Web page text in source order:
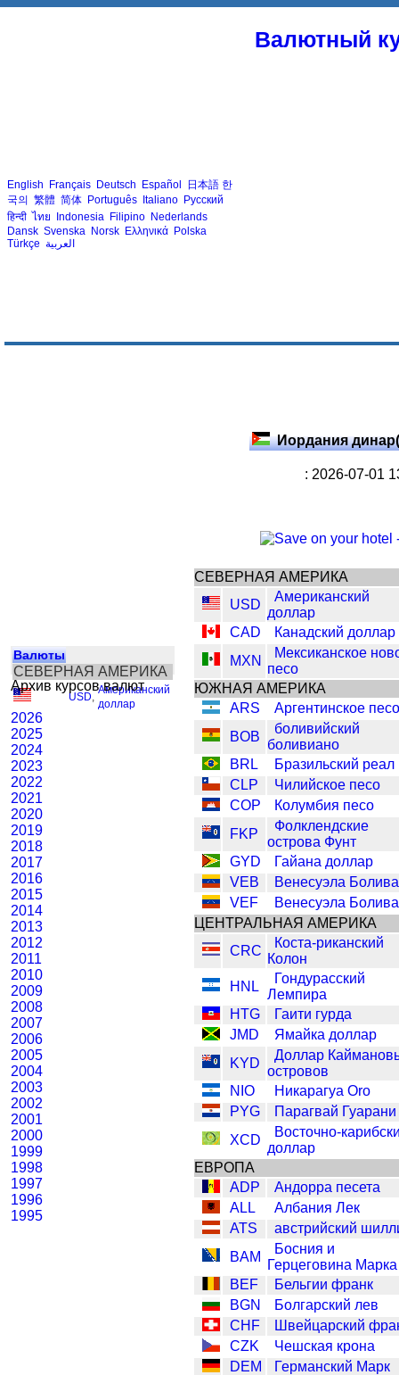
Валютный
English Français Deutsch Español 日本語 한
국의 繁體 简体 Português Italiano Русский
हिन्दी ไทย Indonesia Filipino Nederlands
Dansk Svenska Norsk Ελληνικά Polska
Türkçe العربية
Валюты
СЕВЕРНАЯ АМЕРИКА
USD
Американский
доллар
Архив курсов валют
2026
2025
2024
2023
2022
2021
2020
2019
2018
2017
2016
2015
2014
2013
2012
2011
2010
2009
2008
2007
2006
2005
2004
2003
2002
2001
2000
1999
1998
1997
1996
1995
Иордания
: 2026-07-01
СЕВЕРНАЯ АМЕРИКА
USD
Американский
доллар
CAD
Канадский доллар
MXN
Мексиканское
песо
ЮЖНАЯ АМЕРИКА
ARS
Аргентинское
BOB
боливийский
боливиано
BRL
Бразильский реал
CLP
Чилийское песо
COP
Колумбия песо
FKP
Фолклендские
острова Фунт
GYD
Гайана доллар
VEB
Венесуэла
VEF
Венесуэла
ЦЕНТРАЛЬНАЯ АМЕРИКА
CRC
Коста-риканский
Колон
HNL
Гондурасский
Лемпира
HTG
Гаити гурда
JMD
Ямайка доллар
KYD
Доллар
островов
NIO
Никарагуа Oro
PYG
Парагвай Гуарани
XCD
Восточно-
доллар
ЕВРОПА
ADP
Андорра песета
ALL
Албания Лек
ATS
австрийский
BAM
Босния и
Герцеговина Марка
BEF
Бельгии франк
BGN
Болгарский лев
CHF
Швейцарский
CZK
Чешская крона
DEM
Германский Марк